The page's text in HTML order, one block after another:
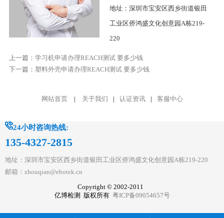
地址：深圳市宝安区西乡街道银田
工业区侨鸿盛文化创意园A栋219-
220
上一篇： 学习机申请办理REACH测试 要多少钱
下一篇： 塑料外壳申请办理REACH测试 要多少钱
网站首页 | 关于我们 | 认证资讯 | 客服中心
24小时咨询热线:
135-4327-2815
地址：深圳市宝安区西乡街道银田工业区侨鸿盛文化创意园A栋219-220
邮箱：zhouqian@ebotek.cn
Copyright © 2002-2011
亿博检测 版权所有 粤ICP备09054657号